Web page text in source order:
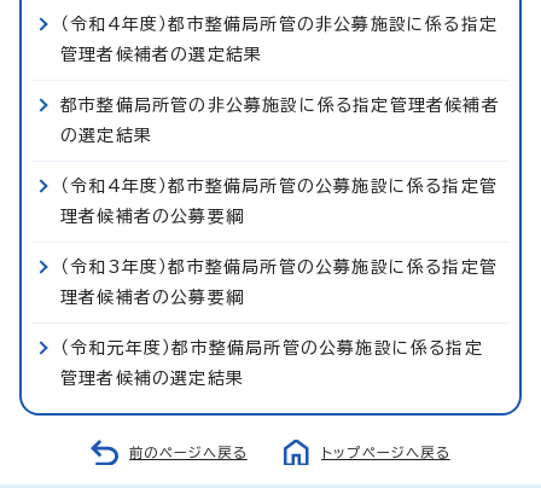
（令和4年度）都市整備局所管の非公募施設に係る指定
管理者候補者の選定結果
都市整備局所管の非公募施設に係る指定管理者候補者
の選定結果
（令和4年度）都市整備局所管の公募施設に係る指定管
理者候補者の公募要綱
（令和3年度）都市整備局所管の公募施設に係る指定管
理者候補者の公募要綱
（令和元年度）都市整備局所管の公募施設に係る指定
管理者候補の選定結果
前のページへ戻る トップページへ戻る